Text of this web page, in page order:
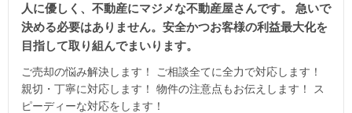
人に優しく、不動産にマジメな不動産屋さんです。 急いで
決める必要はありません。安全かつお客様の利益最大化を
目指して取り組んでまいります。
ご売却の悩み解決します！ ご相談全てに全力で対応します！
親切・丁寧に対応します！ 物件の注意点もお伝えします！ ス
ピーディーな対応をします！
家査定シミュレーター
お問い合わせ